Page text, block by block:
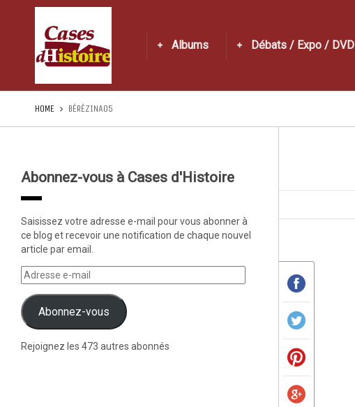
Albums Débats / Expo / DVD
HOME BÉRÉZINA05
Abonnez-vous à Cases d'Histoire
Saisissez votre adresse e-mail pour vous abonner à
ce blog et recevoir une notification de chaque nouvel
article par email.
Abonnez-vous
Rejoignez les 473 autres abonnés